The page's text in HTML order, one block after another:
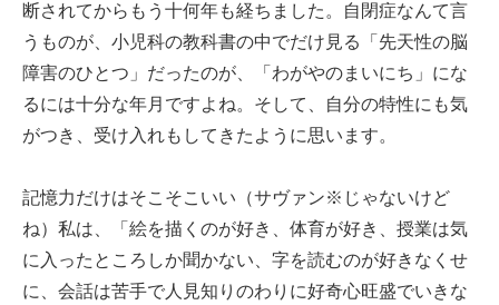
断されてからもう十何年も経ちました。自閉症なんて言
うものが、小児科の教科書の中でだけ見る「先天性の脳
障害のひとつ」だったのが、「わがやのまいにち」にな
るには十分な年月ですよね。そして、自分の特性にも気
がつき、受け入れもしてきたように思います。
記憶力だけはそこそこいい（サヴァン※じゃないけど
ね）私は、「絵を描くのが好き、体育が好き、授業は気
に入ったところしか聞かない、字を読むのが好きなくせ
に、会話は苦手で人見知りのわりに好奇心旺盛でいきな